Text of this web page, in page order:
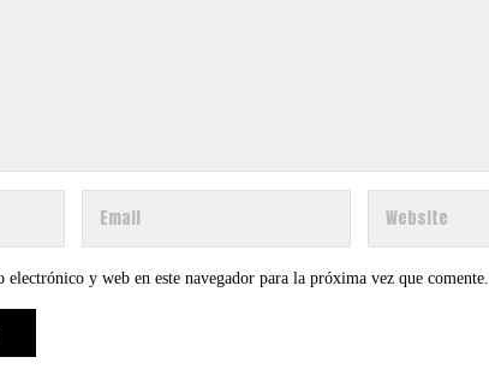
y web en este navegador para la próxima vez que comente.